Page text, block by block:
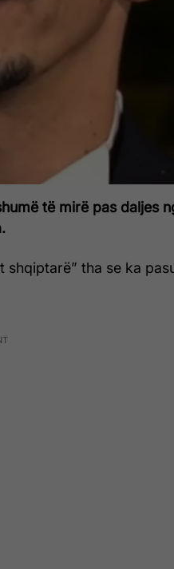
të mirë pas daljes
shqiptarë” tha se ka